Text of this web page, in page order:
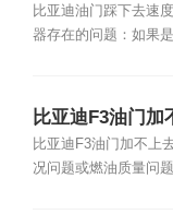
原因？
比亚迪油门踩下去速
器存在的问题：如果
比亚迪F3油门加
比亚迪F3油门加不上
况问题或燃油质量问